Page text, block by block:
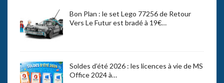
Bon Plan : le set Lego 77256 de Retour
Vers Le Futur est bradé à 19€…
Soldes d’été 2026 : les licences à vie de MS
Office 2024 à…